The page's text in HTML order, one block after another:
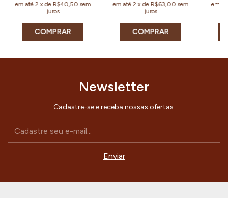
em até 2 xde R$40,50 sem
juros
COMPRAR
em até 2 xde R$63,00 sem
juros
COMPRAR
em
Newsletter
Cadastre-se e receba nossas ofertas.